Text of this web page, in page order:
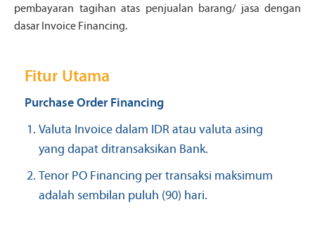
pembayaran tagihan atas penjualan barang/ jasa dengan
dasar Invoice Financing.
Fitur Utama
Purchase Order Financing
Valuta Invoice dalam IDR atau valuta asing
yang dapat ditransaksikan Bank.
Tenor PO Financing per transaksi maksimum
adalah sembilan puluh (90) hari.